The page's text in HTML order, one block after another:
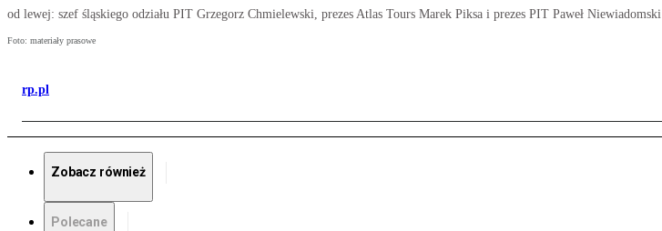
od lewej: szef śląskiego odziału PIT Grzegorz Chmielewski, prezes Atlas Tours Marek Piksa i prezes PIT Paweł Niewiadomski
Foto: materiały prasowe
rp.pl
Zobacz również
Polecane